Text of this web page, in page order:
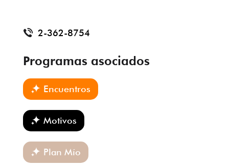
2-362-8754
Programas asociados
Encuentros
Motivos
Plan Mío